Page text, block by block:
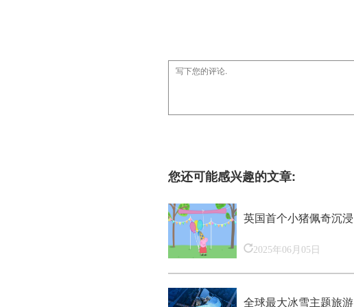
您还可能感兴趣的文章:
英国首个小猪佩奇沉浸
2025年06月05日
全球最大冰雪主题旅游